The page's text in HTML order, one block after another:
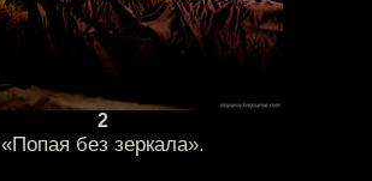
2
«Попая без зеркала».